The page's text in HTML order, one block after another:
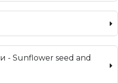
- Sunflower seed and